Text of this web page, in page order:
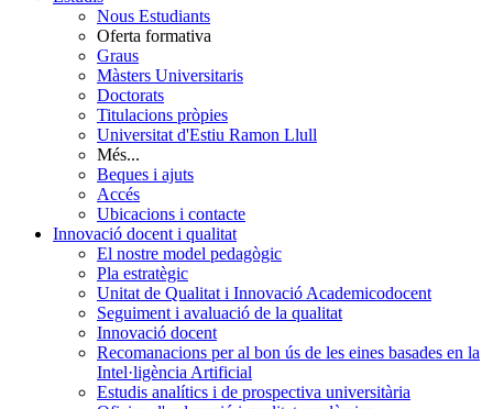
Nous Estudiants
Oferta formativa
Graus
Màsters Universitaris
Doctorats
Titulacions pròpies
Universitat d'Estiu Ramon Llull
Més...
Beques i ajuts
Accés
Ubicacions i contacte
Innovació docent i qualitat
El nostre model pedagògic
Pla estratègic
Unitat de Qualitat i Innovació Academicodocent
Seguiment i avaluació de la qualitat
Innovació docent
Recomanacions per al bon ús de les eines basades en la
Intel·ligència Artificial
Estudis analítics i de prospectiva universitària